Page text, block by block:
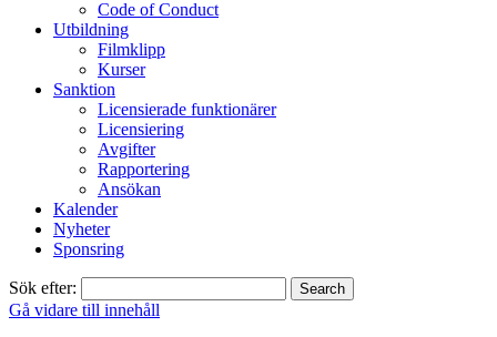
Code of Conduct
Utbildning
Filmklipp
Kurser
Sanktion
Licensierade funktionärer
Licensiering
Avgifter
Rapportering
Ansökan
Kalender
Nyheter
Sponsring
Sök efter:
Gå vidare till innehåll